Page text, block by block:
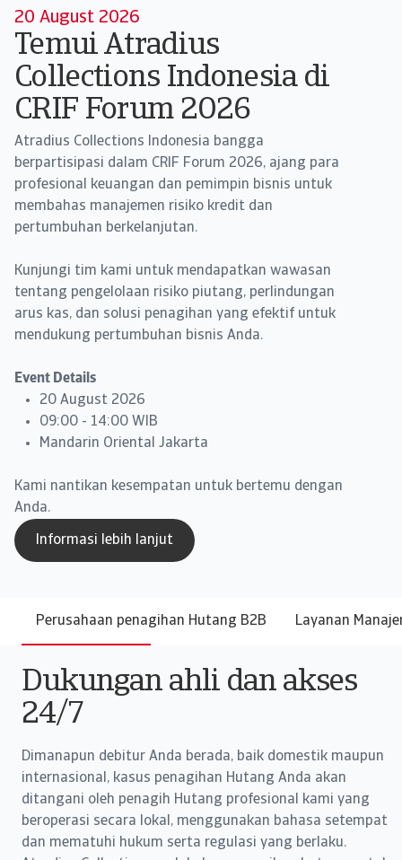
20 August 2026
Temui Atradius
Collections Indonesia di
CRIF Forum 2026
Atradius Collections Indonesia bangga
berpartisipasi dalam CRIF Forum 2026, ajang para
profesional keuangan dan pemimpin bisnis untuk
membahas manajemen risiko kredit dan
pertumbuhan berkelanjutan.
Kunjungi tim kami untuk mendapatkan wawasan
tentang pengelolaan risiko piutang, perlindungan
arus kas, dan solusi penagihan yang efektif untuk
mendukung pertumbuhan bisnis Anda.
Event Details
20 August 2026
09:00 - 14:00 WIB
Mandarin Oriental Jakarta
Kami nantikan kesempatan untuk bertemu dengan
Anda.
Informasi lebih lanjut
Perusahaan penagihan Hutang B2B Layanan
Dukungan ahli dan akses
24/7
Dimanapun debitur Anda berada, baik domestik maupun
internasional, kasus penagihan Hutang Anda akan
ditangani oleh penagih Hutang profesional kami yang
beroperasi secara lokal, menggunakan bahasa setempat
dan mematuhi hukum serta regulasi yang berlaku.